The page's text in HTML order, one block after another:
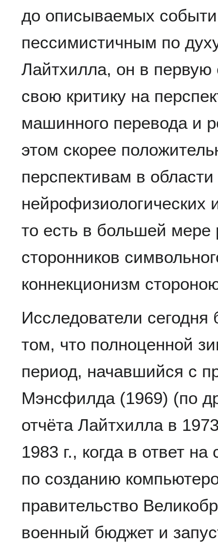
до описываемых
пессимистичным по
Лайтхилла, он в первую
свою критику на
машинного перевода и
этом скорее
перспективам в
нейрофизиологических
то есть в большей мере
сторонников
коннекционизм
Исследователи
том, что полноценной
период, начавшийся с
Мэнсфилда (1969) (по
отчёта Лайтхилла в
1983 г., когда в ответ на
по созданию
правительство
военный бюджет и